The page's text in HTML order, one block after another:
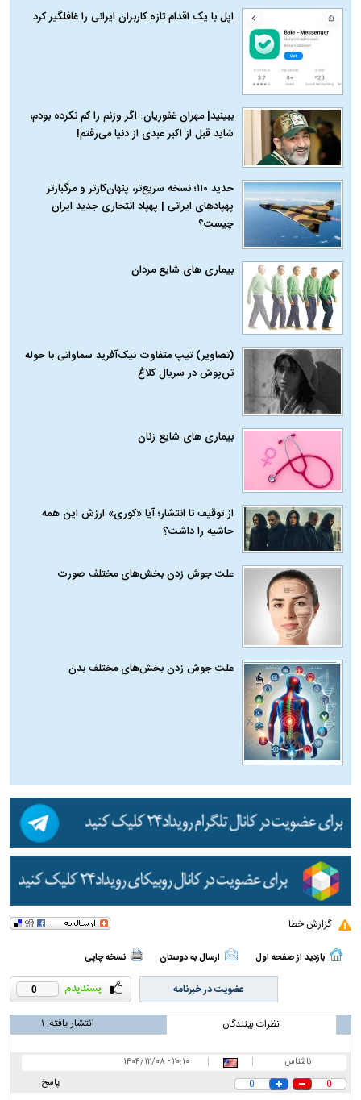
اپل با یک اقدام تازه کاربران ایرانی را غافلگیر کرد
ببینید| مهران غفوریان: اگر وزنم را کم نکرده بودم،
شاید قبل از اکبر عبدی از دنیا می‌رفتم!
حدید ۱۱۰؛ نسخه سریع‌تر، پنهان‌کارتر و مرگبارتر
پهپادهای ایرانی | پهپاد انتحاری جدید ایران
چیست؟
بیماری‌ های شایع مردان
(تصاویر) تیپ متفاوت نیک‌آفرید سماواتی با حوله
تن‌پوش در سریال کلاغ
بیماری‌ های شایع زنان
از توقیف تا انتشار؛ آیا «کوری» ارزش این همه
حاشیه را داشت؟
علت جوش زدن بخش‌های مختلف صورت
علت جوش زدن بخش‌های مختلف بدن
گزارش خطا
بازدید از صفحه اول ارسال به دوستان نسخه چاپی
0 عضویت در خبرنامه
نظرات بینندگان انتشار یافته: ۱
ناشناس |
|
۲۰:۱۰ - ۱۴۰۴/۱۲/۰۸
پاسخ
0
0